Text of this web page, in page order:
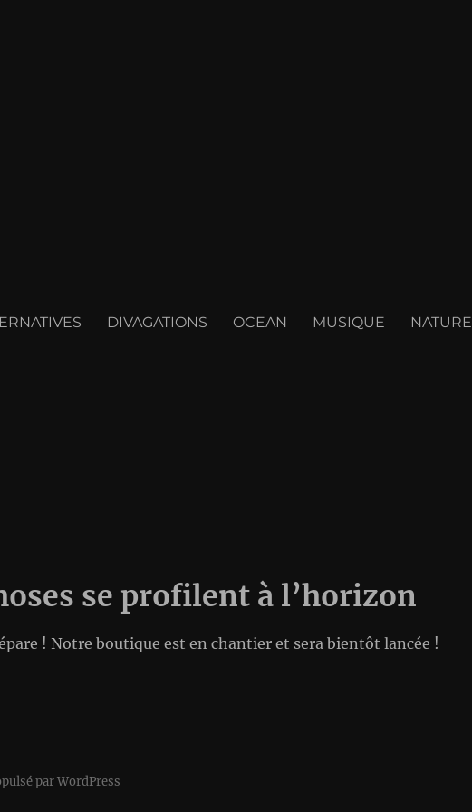
DIVAGATIONS OCEAN MUSIQUE NATURE
se profilent à l’horizon
! Notre boutique est en chantier et sera bientôt lancée !
par WordPress